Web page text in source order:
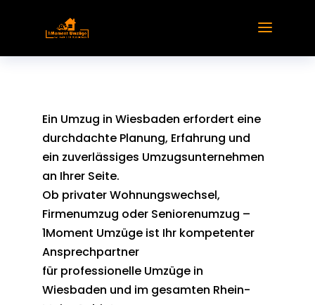
Ein Umzug in Wiesbaden erfordert eine
durchdachte Planung, Erfahrung und
ein zuverlässiges Umzugsunternehmen
an Ihrer Seite.
Ob privater Wohnungswechsel,
Firmenumzug oder Seniorenumzug –
1Moment Umzüge ist Ihr kompetenter
Ansprechpartner
für professionelle Umzüge in
Wiesbaden und im gesamten Rhein-